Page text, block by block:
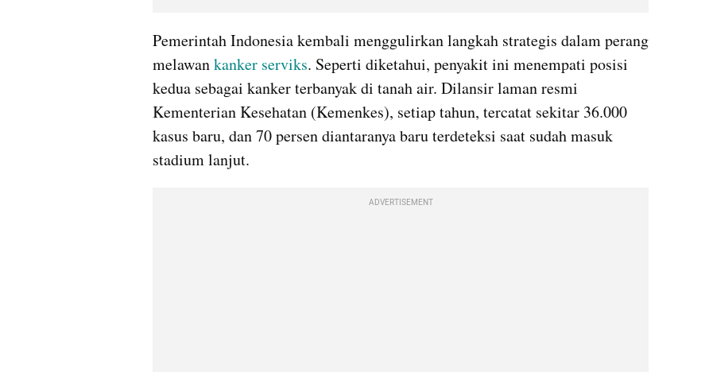
Pemerintah Indonesia kembali menggulirkan langkah strategis dalam perang
melawan kanker serviks. Seperti diketahui, penyakit ini menempati posisi
kedua sebagai kanker terbanyak di tanah air. Dilansir laman resmi
Kementerian Kesehatan (Kemenkes), setiap tahun, tercatat sekitar 36.000
kasus baru, dan 70 persen diantaranya baru terdeteksi saat sudah masuk
stadium lanjut.
ADVERTISEMENT